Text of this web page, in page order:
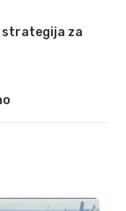
strategija za